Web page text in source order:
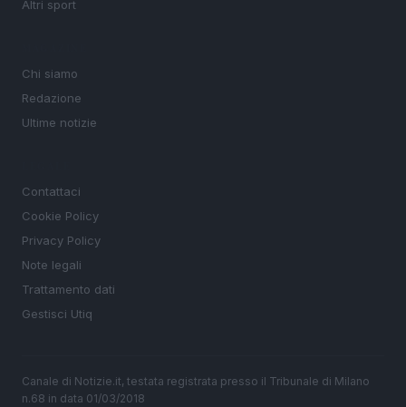
Altri sport
Chi siamo
Redazione
Ultime notizie
Contattaci
Cookie Policy
Privacy Policy
Note legali
Trattamento dati
Gestisci Utiq
Canale di Notizie.it, testata registrata presso il Tribunale di Milano
n.68 in data 01/03/2018